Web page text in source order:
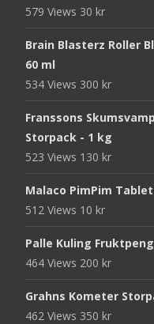
579 Views 30 kr
Brain Blasterz Roller
60 ml
534 Views 300 kr
Franssons
Storpack - 1 kg
523 Views 130 kr
Malaco PimPim
512 Views 10 kr
Palle Kuling
464 Views 200 kr
Grahns Kometer
462 Views 350 kr